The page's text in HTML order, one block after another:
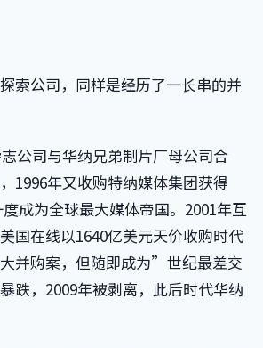
索公司，同样是经历了一长串的并
公司与华纳兄弟制片厂母公司合
1996年又收购特纳媒体集团获得
成为全球最大媒体帝国。2001年互
国在线以1640亿美元天价收购时代
并购案，但随即成为”世纪最差交
，2009年被剥离，此后时代华纳